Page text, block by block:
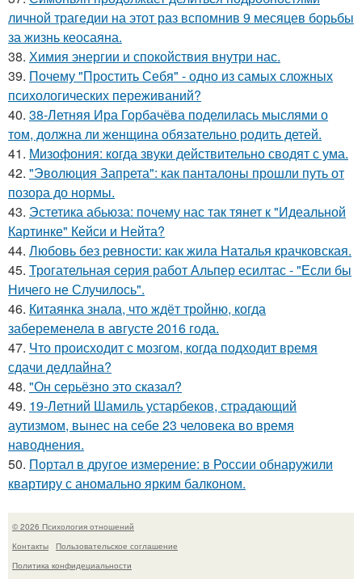
личной трагедии на этот раз вспомнив 9 месяцев борьбы
за жизнь кеосаяна.
38. Химия энергии и спокойствия внутри нас.
39. Почему "Простить Себя" - одно из самых сложных
психологических переживаний?
40. 38-Летняя Ира Горбачёва поделилась мыслями о
том, должна ли женщина обязательно родить детей.
41. Мизофония: когда звуки действительно сводят с ума.
42. "Эволюция Запрета": как панталоны прошли путь от
позора до нормы.
43. Эстетика абьюза: почему нас так тянет к "Идеальной
Картинке" Кейси и Нейта?
44. Любовь без ревности: как жила Наталья крачковская.
45. Трогательная серия работ Альпер есилтас - "Если бы
Ничего не Случилось".
46. Китаянка знала, что ждёт тройню, когда
забеременела в августе 2016 года.
47. Что происходит с мозгом, когда подходит время
сдачи дедлайна?
48. "Он серьёзно это сказал?
49. 19-Летний Шамиль устарбеков, страдающий
аутизмом, вынес на себе 23 человека во время
наводнения.
50. Портал в другое измерение: в России обнаружили
квартиру с аномально ярким балконом.
© 2026 Психология отношений
Контакты
Пользовательское соглашение
Политика конфидециальности